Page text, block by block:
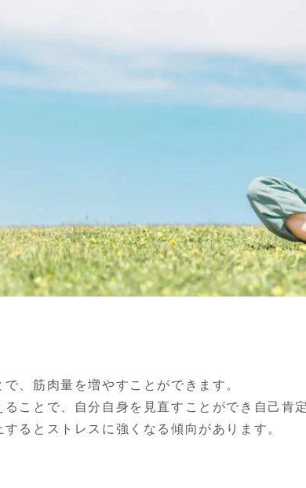
、筋肉量を増やすことができます。
ることで、自分自身を見直すことができ自己肯
るとストレスに強くなる傾向があります。